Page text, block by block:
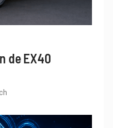
de EX40